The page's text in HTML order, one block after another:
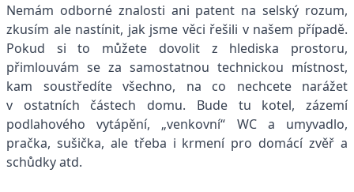
Nemám odborné znalosti ani patent na selský rozum,
zkusím ale nastínit, jak jsme věci řešili v našem případě.
Pokud si to můžete dovolit z hlediska prostoru,
přimlouvám se za samostatnou technickou místnost,
kam soustředíte všechno, na co nechcete narážet
v ostatních částech domu. Bude tu kotel, zázemí
podlahového vytápění, „venkovní“ WC a umyvadlo,
pračka, sušička, ale třeba i krmení pro domácí zvěř a
schůdky atd.